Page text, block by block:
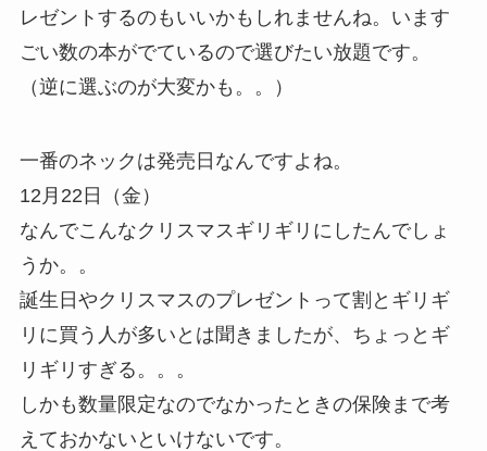
レゼントするのもいいかもしれませんね。います
ごい数の本がでているので選びたい放題です。
（逆に選ぶのが大変かも。。）
一番のネックは発売日なんですよね。
12月22日（金）
なんでこんなクリスマスギリギリにしたんでしょ
うか。。
誕生日やクリスマスのプレゼントって割とギリギ
リに買う人が多いとは聞きましたが、ちょっとギ
リギリすぎる。。。
しかも数量限定なのでなかったときの保険まで考
えておかないといけないです。